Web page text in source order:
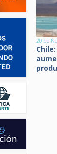
20 de